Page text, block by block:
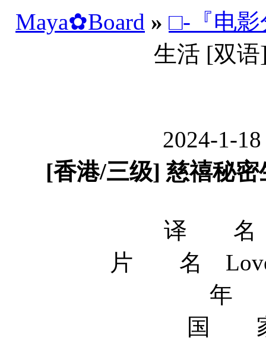
Maya✿Board » □-『电影
生活 [双
2024-1-
[香港/三级] 慈禧秘
译 名
片 名 Lover
年
国